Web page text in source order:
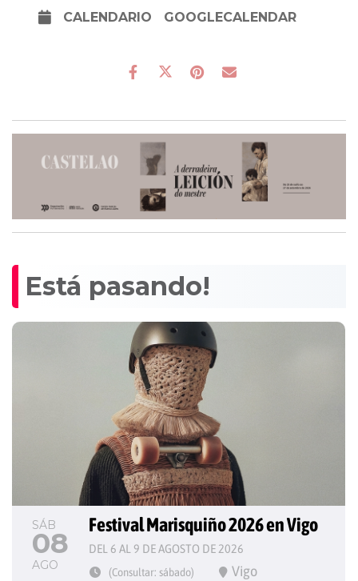
CALENDARIO GOOGLECALENDAR
Está pasando!
SÁB
08
AGO
Festival Marisquiño 2026 en Vigo
DEL 6 AL 9 DE AGOSTO DE 2026
(Consultar: sábado) Vigo